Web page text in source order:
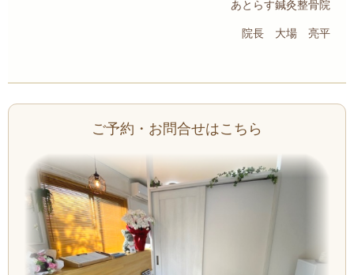
あとらす鍼灸整骨院
院長 大場 亮平
ご予約・お問合せはこちら